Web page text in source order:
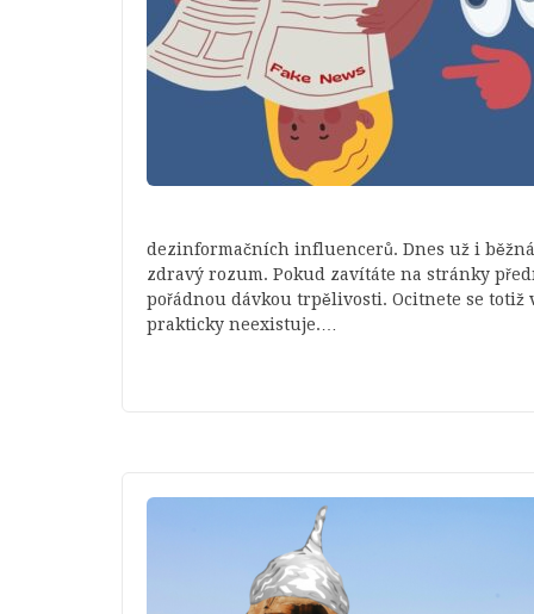
dezinformačních influencerů. Dnes už i
zdravý rozum. Pokud zavítáte na stránky
pořádnou dávkou trpělivosti. Ocitnete se
prakticky neexistuje.…